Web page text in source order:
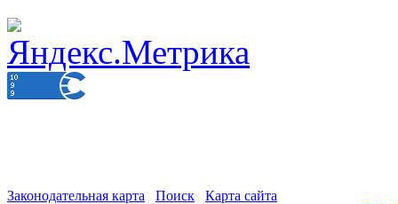
Законодательная карта Поиск Карта сайта